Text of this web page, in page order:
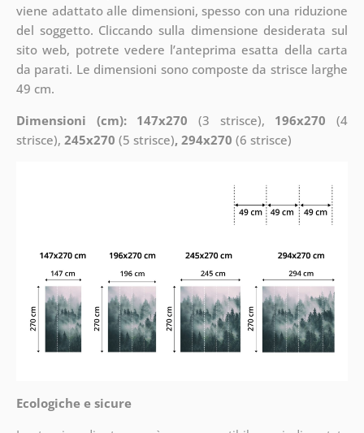
viene adattato alle dimensioni, spesso con una riduzione
del soggetto. Cliccando sulla dimensione desiderata sul
sito web, potrete vedere l’anteprima esatta della carta
da parati. Le dimensioni sono composte da strisce larghe
49 cm.
Dimensioni (cm): 147x270 (3 strisce), 196x270 (4
strisce), 245x270 (5 strisce), 294x270 (6 strisce)
Ecologiche e sicure